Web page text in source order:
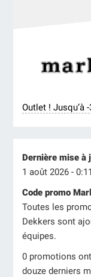
Outlet ! Jusqu’à
Dernière mise à
1 août 2026 - 0:11
Code promo
Toutes les
Dekkers sont
équipes.
0 promotions
douze derniers